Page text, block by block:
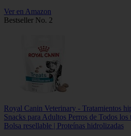
Ver en Amazon
Bestseller No. 2
Royal Canin Veterinary - Tratamientos
Snacks para Adultos Perros de Todos los
Bolsa resellable | Proteínas hidrolizadas